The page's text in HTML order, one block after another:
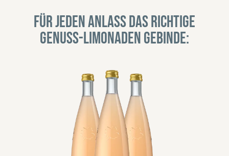
Für jeden Anlass das richtige
Genuss-Limonaden Gebinde: